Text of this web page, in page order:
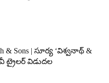
& Sons | సూర్య ‘విశ్వనాథ్ &
ట్రైలర్ విడుదల